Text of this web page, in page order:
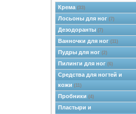
Крема (33)
Лосьоны для ног (7)
Дезодоранты (7)
Ванночки для ног (11)
Пудры для ног (2)
Пилинги для ног (6)
Средства для ногтей и
кожи (11)
Пробники (4)
Пластыри и